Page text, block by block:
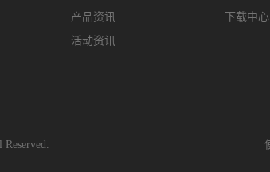
产品资讯
活动资讯
下载中心